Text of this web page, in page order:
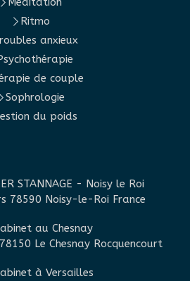
Ritmo
anxieux
de couple
Sophrologie
du poids
STANNAGE - Noisy le Roi
78590 Noisy-le-Roi France
au Chesnay
78150 Le Chesnay Rocquencourt
à Versailles